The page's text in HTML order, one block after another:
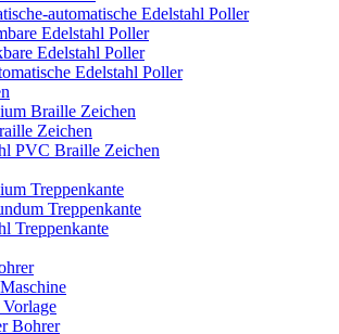
automatische Edelstahl Poller
Edelstahl Poller
Edelstahl Poller
Edelstahl Poller
Braille Zeichen
Zeichen
PVC Braille Zeichen
Treppenkante
Treppenkante
Treppenkante
Bohrer